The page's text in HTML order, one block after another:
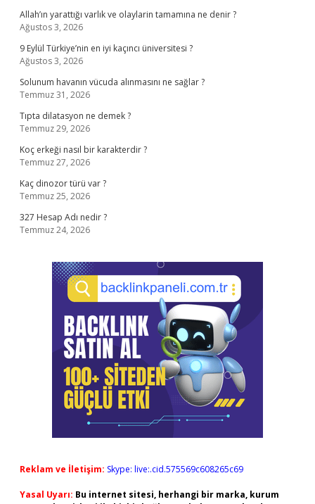
Allah’ın yarattığı varlık ve olaylarin tamamına ne denir ?
Ağustos 3, 2026
9 Eylül Türkiye’nin en iyi kaçıncı üniversitesi ?
Ağustos 3, 2026
Solunum havanın vücuda alınmasını ne sağlar ?
Temmuz 31, 2026
Tıpta dilatasyon ne demek ?
Temmuz 29, 2026
Koç erkeği nasıl bir karakterdir ?
Temmuz 27, 2026
Kaç dinozor türü var ?
Temmuz 25, 2026
327 Hesap Adı nedir ?
Temmuz 24, 2026
Reklam ve İletişim: Skype: live:.cid.575569c608265c69
Yasal Uyarı: Bu internet sitesi, herhangi bir marka, kurum